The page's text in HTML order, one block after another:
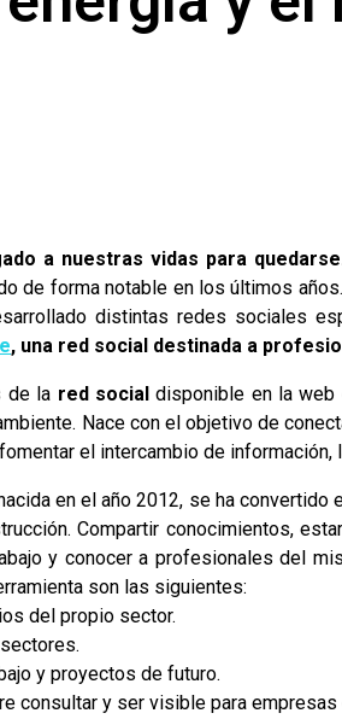
a nuestras vidas para
de forma notable en los últimos
distintas redes sociales
, una red social destinada a
de la red socialdisponible en la web
Nace con el objetivo de
el intercambio de
en el año 2012, se ha
Compartir conocimientos,
y conocer a profesionales del
son las siguientes:
del propio sector.
y proyectos de futuro.
consultar y ser visible para